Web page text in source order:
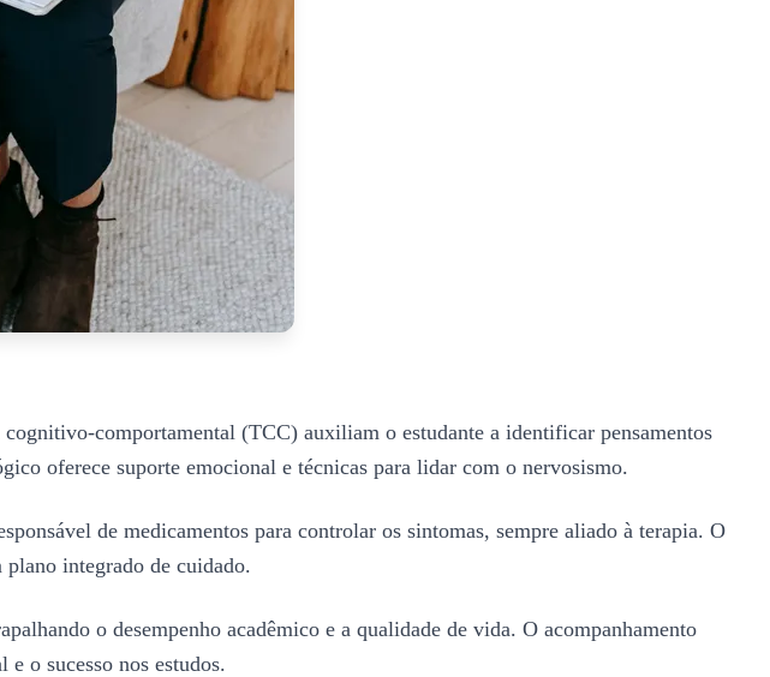
comportamental (TCC) auxiliam o estudante a identificar pensamentos
oferece suporte emocional e técnicas para lidar com o nervosismo.
de medicamentos para controlar os sintomas, sempre aliado à terapia. O
plano integrado de cuidado.
o desempenho acadêmico e a qualidade de vida. O acompanhamento
o sucesso nos estudos.